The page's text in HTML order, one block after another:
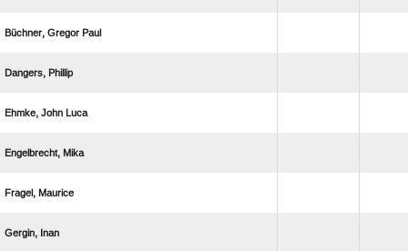
  
 
  
 
 
 